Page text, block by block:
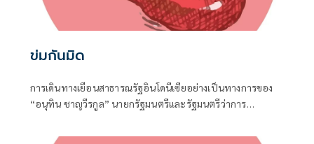
ข่มกันมิด
การเดินทางเยือนสาธารณรัฐอินโดนีเซียอย่างเป็นทางการของ
“อนุทิน ชาญวีรกูล” นายกรัฐมนตรีและรัฐมนตรีว่าการ
ประวัติศาสตร์ ที่สะท้อนถึงเกียรติภูมิอันโดดเด่นของ